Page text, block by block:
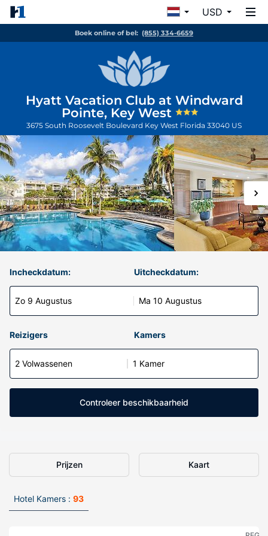
USD
Boek online of bel: (855) 334-6659
Hyatt Vacation Club at Windward
Pointe, Key West
3675 South Roosevelt Boulevard Key West Florida 33040 US
Incheckdatum:
Zo 9 Augustus
Uitcheckdatum:
Ma 10 Augustus
Reizigers Kamers
2 Volwassenen 1 Kamer
Controleer beschikbaarheid
Prijzen Kaart
Hotel Kamers : 93